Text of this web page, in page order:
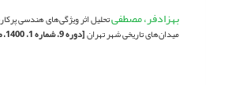
بهزادفر، مصطفیتحلیل اثر ویژگی‌های هندسی
میدان‌های تاریخی شهر تهران[دوره 9، شماره 1، 1400، صفحه 27-38]